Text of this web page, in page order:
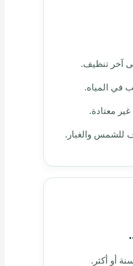
في المياه.
معتادة.
للشمس والغبار.
أو أكثر.